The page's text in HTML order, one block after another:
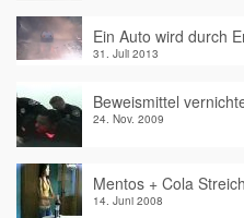
Ein Auto wird durch
31. Juli 2013
Beweismittel
24. Nov. 2009
Mentos + Cola Streich
14. Juni 2008